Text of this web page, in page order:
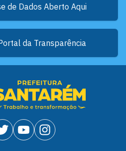
de Dados Aberto Aqui
da Transparência